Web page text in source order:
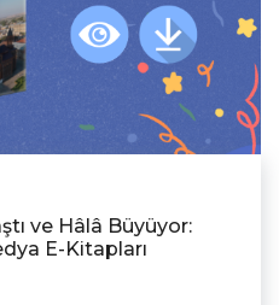
ve Hâlâ Büyüyor:
E-Kitapları